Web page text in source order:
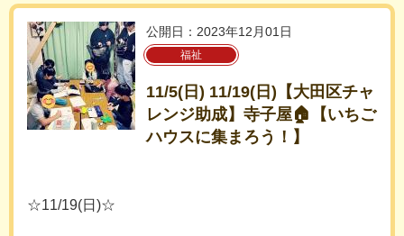
公開日：2023年12月01日
福祉
11/5(日) 11/19(日)【大田区チャ
レンジ助成】寺子屋🏠【いちご
ハウスに集まろう！】
☆11/19(日)☆